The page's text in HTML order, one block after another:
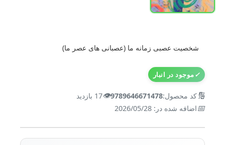
شخصیت عصبی زمانه ما (عصبانی های عصر ما)
✓موجود در انبار
🔢کد محصول:9789646671478
👁️17 بازدید
📅اضافه شده در: 2026/05/28